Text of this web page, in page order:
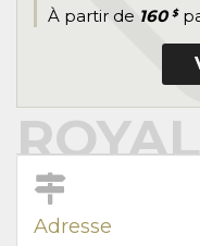
À partir de 160$
Adresse